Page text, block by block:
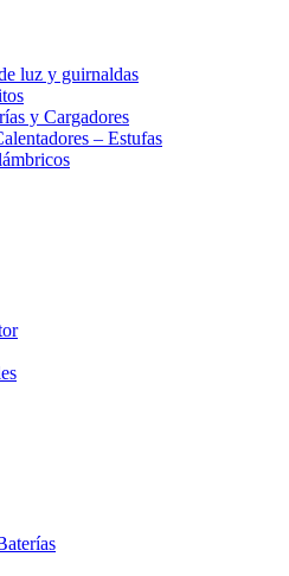
luz y guirnaldas
y Cargadores
– Estufas